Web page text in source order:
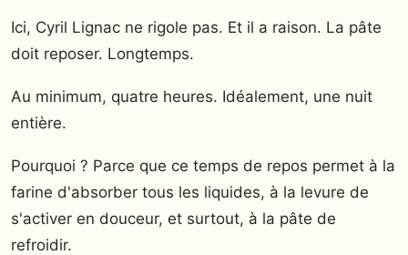
Ici, Cyril Lignac ne rigole pas. Et il a raison. La pâte
doit reposer. Longtemps.
Au minimum, quatre heures. Idéalement, une nuit
entière.
Pourquoi ? Parce que ce temps de repos permet à la
farine d'absorber tous les liquides, à la levure de
s'activer en douceur, et surtout, à la pâte de
refroidir.